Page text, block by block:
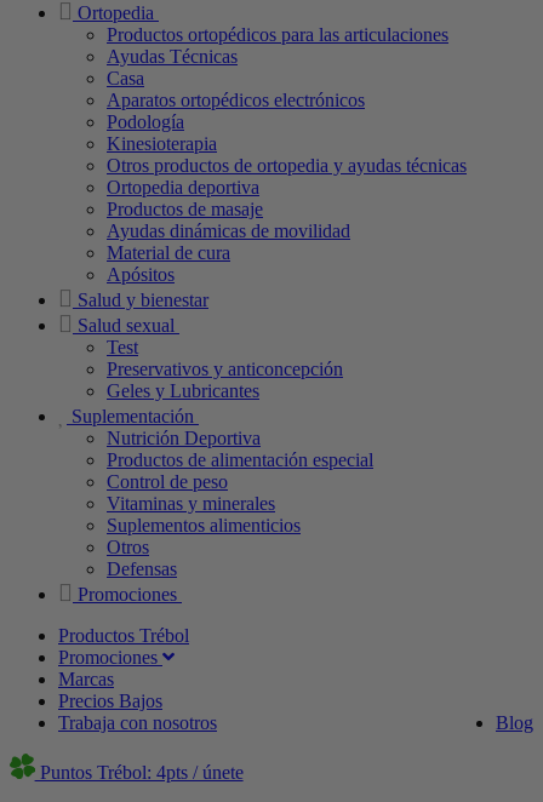
Ortopedia
Productos ortopédicos para las articulaciones
Ayudas Técnicas
Casa
Aparatos ortopédicos electrónicos
Podología
Kinesioterapia
Otros productos de ortopedia y ayudas técnicas
Ortopedia deportiva
Productos de masaje
Ayudas dinámicas de movilidad
Material de cura
Apósitos
Salud y bienestar
Salud sexual
Test
Preservativos y anticoncepción
Geles y Lubricantes
Suplementación
Nutrición Deportiva
Productos de alimentación especial
Control de peso
Vitaminas y minerales
Suplementos alimenticios
Otros
Defensas
Promociones
Productos Trébol
Promociones
Marcas
Precios Bajos
Blog
Trabaja con nosotros
Puntos Trébol: 4pts / únete